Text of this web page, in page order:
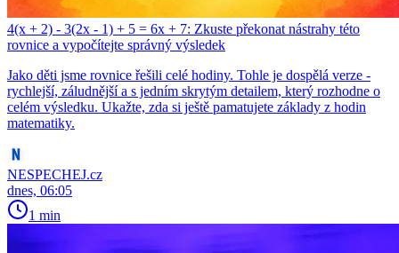
4(x + 2) - 3(2x - 1) + 5 = 6x + 7: Zkuste překonat nástrahy této
rovnice a vypočítejte správný výsledek
Jako děti jsme rovnice řešili celé hodiny. Tohle je dospělá verze -
rychlejší, záludnější a s jedním skrytým detailem, který rozhodne o
celém výsledku. Ukažte, zda si ještě pamatujete základy z hodin
matematiky.
NESPECHEJ.cz
dnes, 06:05
1 min